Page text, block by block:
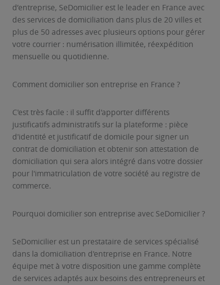
d’entreprise, SeDomicilier est le leader en France avec
des services de domiciliation dans plus de 20 villes et
plus de 50 adresses avec plusieurs options pour gérer
votre courrier : numérisation illimitée, réexpédition
mensuelle ou quotidienne.
Comment domicilier son entreprise en France ?
C'est très facile : il suffit d'apporter différents
justificatifs administratifs sur la plateforme : pièce
d'identité et justificatif de domicile pour signer un
contrat de domiciliation et obtenir son attestation de
domiciliation qui sera alors intégré dans votre dossier
pour l'immatriculation de votre société au registre de
commerce.
Pourquoi domicilier son entreprise avec SeDomicilier ?
SeDomicilier est un prestataire de services spécialisé
dans la domiciliation d'entreprise en France. Notre
équipe met à votre disposition une gamme complète
de services adaptés aux besoins des entrepreneurs et